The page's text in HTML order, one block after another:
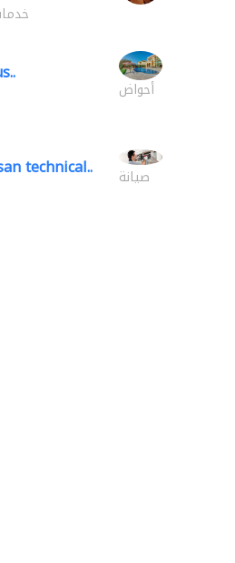
أحواض
technical.. صيانة